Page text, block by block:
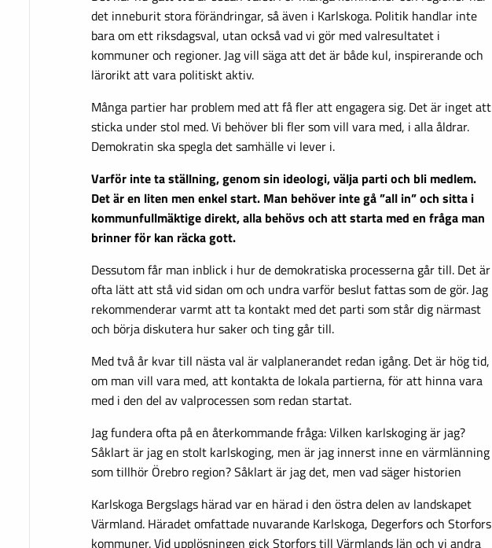
det inneburit stora förändringar, så även i Karlskoga. Politik handlar inte
bara om ett riksdagsval, utan också vad vi gör med valresultatet i
kommuner och regioner. Jag vill säga att det är både kul, inspirerande och
lärorikt att vara politiskt aktiv.
Många partier har problem med att få fler att engagera sig. Det är inget att
sticka under stol med. Vi behöver bli fler som vill vara med, i alla åldrar.
Demokratin ska spegla det samhälle vi lever i.
Varför inte ta ställning, genom sin ideologi, välja parti och bli medlem.
Det är en liten men enkel start. Man behöver inte gå ”all in” och sitta i
kommunfullmäktige direkt, alla behövs och att starta med en fråga man
brinner för kan räcka gott.
Dessutom får man inblick i hur de demokratiska processerna går till. Det är
ofta lätt att stå vid sidan om och undra varför beslut fattas som de gör. Jag
rekommenderar varmt att ta kontakt med det parti som står dig närmast
och börja diskutera hur saker och ting går till.
Med två år kvar till nästa val är valplanerandet redan igång. Det är hög tid,
om man vill vara med, att kontakta de lokala partierna, för att hinna vara
med i den del av valprocessen som redan startat.
Jag fundera ofta på en återkommande fråga: Vilken karlskoging är jag?
Såklart är jag en stolt karlskoging, men är jag innerst inne en värmlänning
som tillhör Örebro region? Såklart är jag det, men vad säger historien
Karlskoga Bergslags härad var en härad i den östra delen av landskapet
Värmland. Häradet omfattade nuvarande Karlskoga, Degerfors och Storfors
kommuner. Vid upplösningen gick Storfors till Värmlands län och vi andra